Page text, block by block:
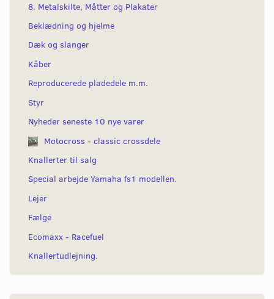
8. Metalskilte, Måtter og Plakater
Beklædning og hjelme
Dæk og slanger
Kåber
Reproducerede pladedele m.m.
Styr
Nyheder seneste 10 nye varer
Motocross - classic crossdele
Knallerter til salg
Special arbejde Yamaha fs1 modellen.
Lejer
Fælge
Ecomaxx - Racefuel
Knallertudlejning.